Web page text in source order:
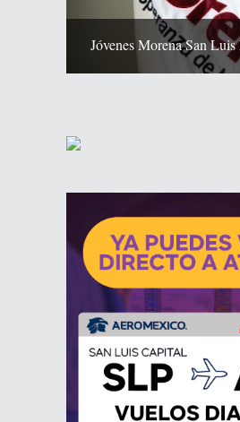
Jóvenes Morena San Luis